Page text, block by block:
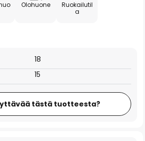
Olohuone
Ruokailutil
a
18
15
tästä tuotteesta?